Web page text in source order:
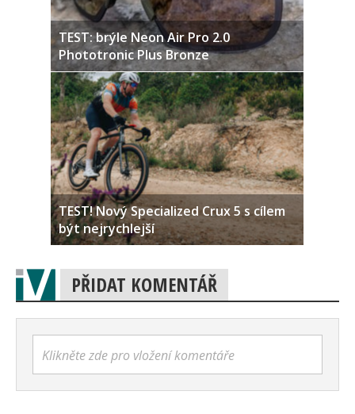
TEST: brýle Neon Air Pro 2.0
Phototronic Plus Bronze
TEST! Nový Specialized Crux 5 s cílem
být nejrychlejší
PŘIDAT KOMENTÁŘ
Klikněte zde pro vložení komentáře